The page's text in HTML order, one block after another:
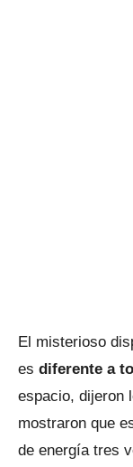
El misterioso
es diferente a
espacio, dijeron
mostraron que
de energía tres